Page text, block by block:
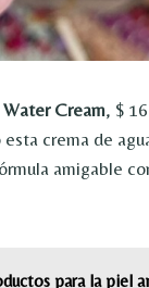
Cream, $
crema de
amigable
para la piel